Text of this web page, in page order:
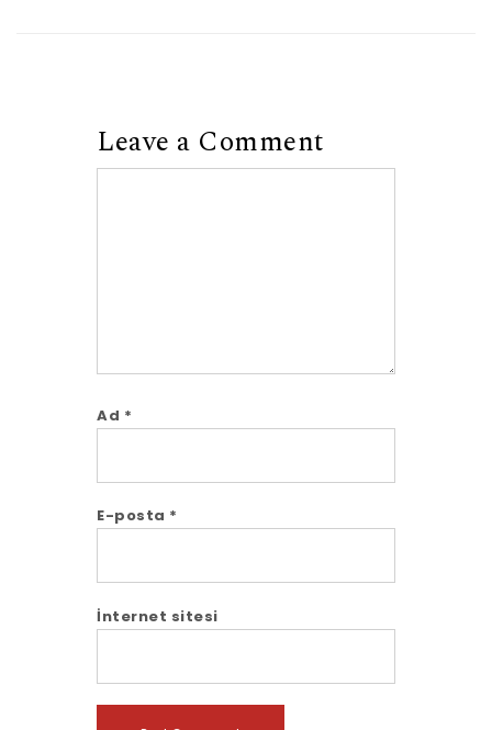
Leave a Comment
Ad *
E-posta *
İnternet sitesi